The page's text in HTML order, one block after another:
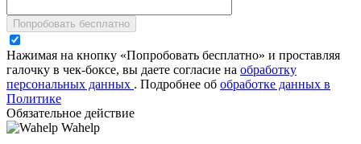
Попробовать бесплатно
Нажимая на кнопку «Попробовать бесплатно» и проставляя
галочку в чек-боксе, вы даете согласие на обработку
персональных данных . Подробнее об обработке данных в
Политике
Обязательное действие
Wahelp